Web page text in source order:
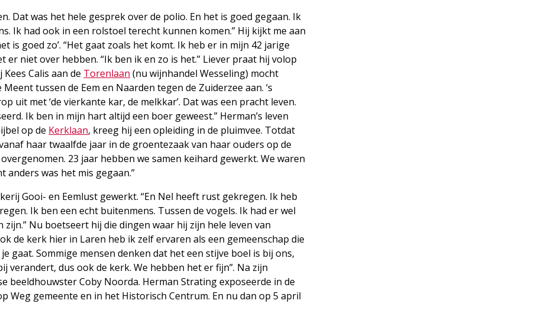
Dat was het hele gesprek over de polio. En het is goed gegaan. Ik
Ik had ook in een rolstoel terecht kunnen komen.” Hij kijkt me aan
is goed zo’. “Het gaat zoals het komt. Ik heb er in mijn 42 jarige
er niet over hebben. “Ik ben ik en zo is het.” Liever praat hij volop
Calis aan de Torenlaan (nu wijnhandel Wesseling) mocht
tussen de Eem en Naarden tegen de Zuiderzee aan. ‘s
uit met ‘de vierkante kar, de melkkar’. Dat was een pracht leven.
Ik ben in mijn hart altijd een boer geweest.” Herman’s leven
op de Kerklaan, kreeg hij een opleiding in de pluimvee. Totdat
haar twaalfde jaar in de groentezaak van haar ouders op de
23 jaar hebben we samen keihard gewerkt. We waren
anders was het mis gegaan.”
Gooi- en Eemlust gewerkt. “En Nel heeft rust gekregen. Ik heb
Ik ben een echt buitenmens. Tussen de vogels. Ik had er wel
Nu boetseert hij die dingen waar hij zijn hele leven van
de kerk hier in Laren heb ik zelf ervaren als een gemeenschap die
gaat. Sommige mensen denken dat het een stijve boel is bij ons,
verandert, dus ook de kerk. We hebben het er fijn”. Na zijn
beeldhouwster Coby Noorda. Herman Strating exposeerde in de
Weg gemeente en in het Historisch Centrum. En nu dan op 5 april